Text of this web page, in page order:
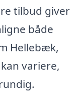
tilbud giver
både
Hellebæk,
variere,